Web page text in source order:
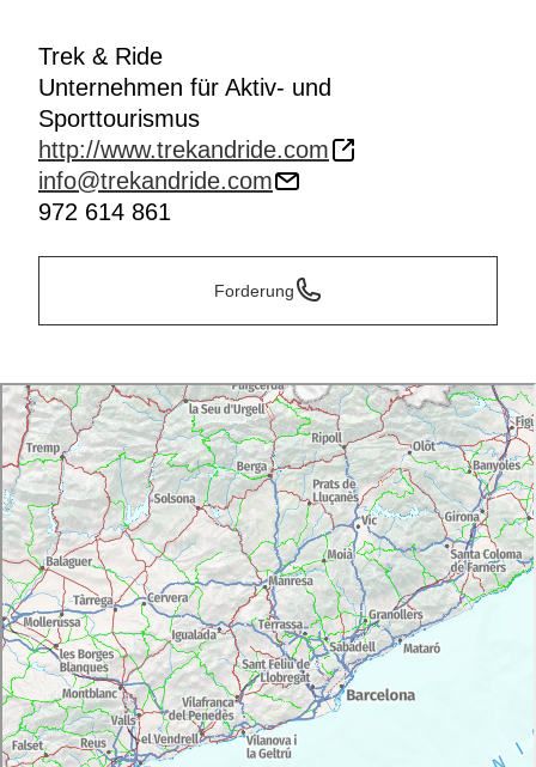
Trek & Ride
Unternehmen für Aktiv- und
Sporttourismus
http://www.trekandride.com
info@trekandride.com
972 614 861
Forderung